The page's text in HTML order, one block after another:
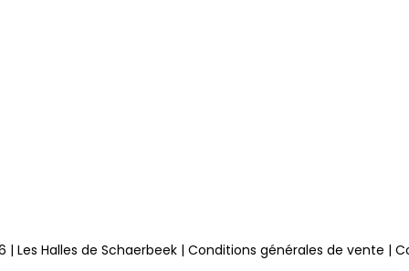
| Les Halles de Schaerbeek | Conditions générales de vente |